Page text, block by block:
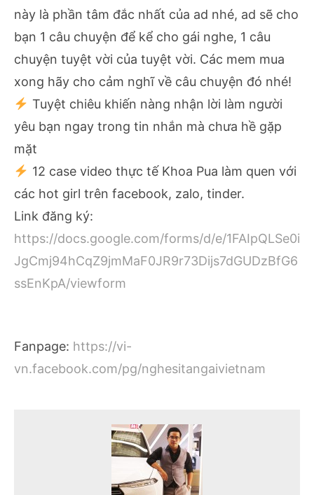
này là phần tâm đắc nhất của ad nhé, ad sẽ cho
bạn 1 câu chuyện để kể cho gái nghe, 1 câu
chuyện tuyệt vời của tuyệt vời. Các mem mua
xong hãy cho cảm nghĩ về câu chuyện đó nhé!
Tuyệt chiêu khiến nàng nhận lời làm người
yêu bạn ngay trong tin nhắn mà chưa hề gặp
mặt
12 case video thực tế Khoa Pua làm quen với
các hot girl trên facebook, zalo, tinder.
Link đăng ký:
https://docs.google.com/forms/d/e/1FAIpQLSe0i
JgCmj94hCqZ9jmMaF0JR9r73Dijs7dGUDzBfG6
ssEnKpA/viewform
Fanpage: https://vi-
vn.facebook.com/pg/nghesitangaivietnam